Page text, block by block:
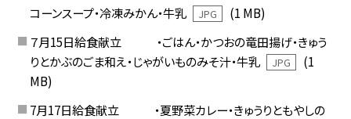
コーンスープ・冷凍みかん・牛乳
JPG
(1 MB)
７月15日給食献立 ・ごはん・かつおの竜田揚げ・きゅう
りとかぶのごま和え・じゃがいものみそ汁・牛乳
JPG
(1
MB)
7月17日給食献立 ・夏野菜カレー・きゅうりともやしの